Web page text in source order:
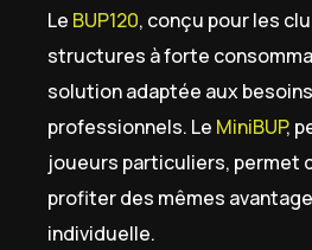
Le BUP120, conçu pour les
structures à forte
solution adaptée aux
professionnels. Le MiniBUP,
joueurs particuliers, permet
profiter des mêmes
individuelle.